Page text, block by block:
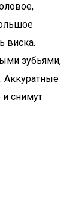
виска.
зубьями,
Аккуратные
снимут